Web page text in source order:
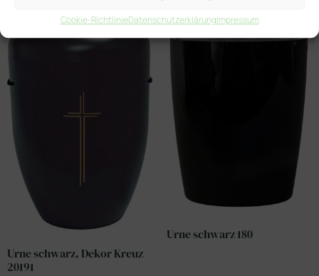
Cookie-RichtlinieDatenschutzerklärungImpressum
Urne schwarz, Dekor Kreuz
20191
Urne schwarz 180